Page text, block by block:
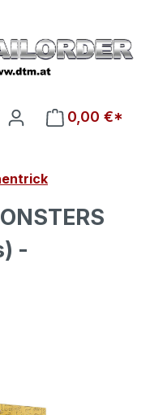
hast 0 Produkte auf
0,00 €*
-